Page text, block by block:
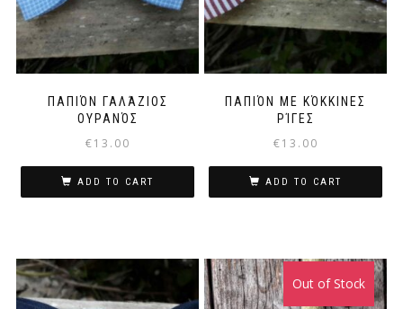
ΠΑΠΙΌΝ ΓΑΛΆΖΙΟΣ
ΟΥΡΑΝΌΣ
€13.00
ADD TO CART
ΠΑΠΙΌΝ ΜΕ ΚΌΚΚΙΝΕΣ
ΡΊΓΕΣ
€13.00
ADD TO CART
Out of Stock